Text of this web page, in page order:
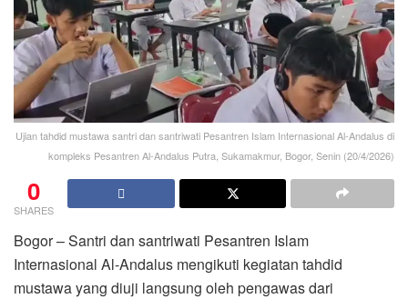
Ujian tahdid mustawa santri dan santriwati Pesantren Islam Internasional Al-Andalus di
kompleks Pesantren Al-Andalus Putra, Sukamakmur, Bogor, Senin (20/4/2026)
0
SHARES
Bogor – Santri dan santriwati Pesantren Islam
Internasional Al-Andalus mengikuti kegiatan tahdid
mustawa yang diuji langsung oleh pengawas dari